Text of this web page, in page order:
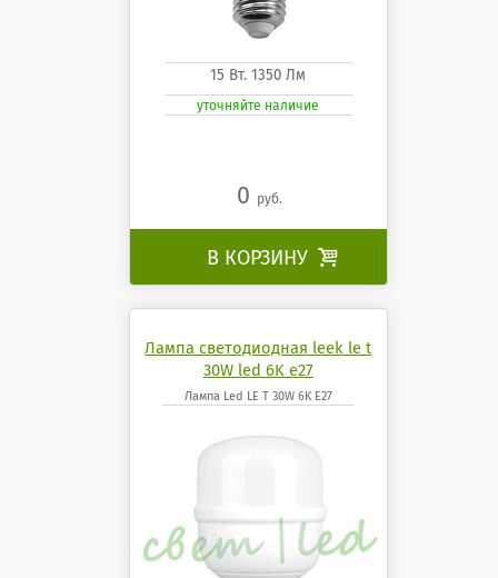
15 Вт. 1350 Лм
уточняйте наличие
0 руб.
В КОРЗИНУ 
Лампа светодиодная leek le t
30W led 6K e27
Лампа Led LE T 30W 6K E27